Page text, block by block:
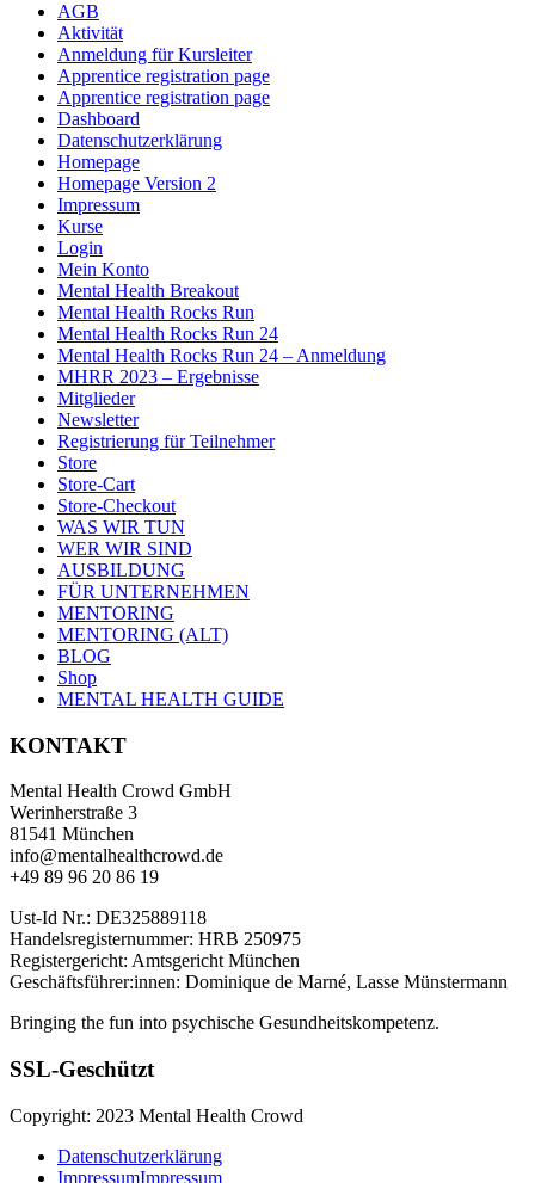
AGB
Aktivität
Anmeldung für Kursleiter
Apprentice registration page
Apprentice registration page
Dashboard
Datenschutzerklärung
Homepage
Homepage Version 2
Impressum
Kurse
Login
Mein Konto
Mental Health Breakout
Mental Health Rocks Run
Mental Health Rocks Run 24
Mental Health Rocks Run 24 – Anmeldung
MHRR 2023 – Ergebnisse
Mitglieder
Newsletter
Registrierung für Teilnehmer
Store
Store-Cart
Store-Checkout
WAS WIR TUN
WER WIR SIND
AUSBILDUNG
FÜR UNTERNEHMEN
MENTORING
MENTORING (ALT)
BLOG
Shop
MENTAL HEALTH GUIDE
KONTAKT
Mental Health Crowd GmbH
Werinherstraße 3
81541 München
info@mentalhealthcrowd.de
+49 89 96 20 86 19
Ust-Id Nr.: DE325889118
Handelsregisternummer: HRB 250975
Registergericht: Amtsgericht München
Geschäftsführer:innen: Dominique de Marné, Lasse Münstermann
Bringing the fun into psychische Gesundheitskompetenz.
SSL-Geschützt
Copyright: 2023 Mental Health Crowd
Datenschutzerklärung
ImpressumImpressum